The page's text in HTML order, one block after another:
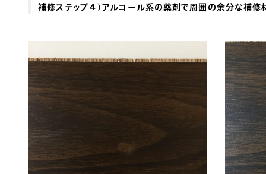
補修ステップ４）アルコール系の薬剤で周囲の余分な補修